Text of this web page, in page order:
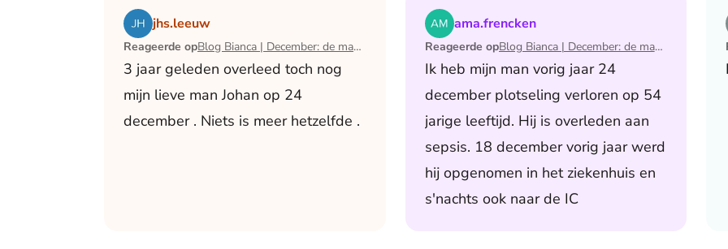
jhs.leeuw
Reageerde op Blog Bianca | December: de maand waarin ik mijn man verloor
3 jaar geleden overleed toch nog
mijn lieve man Johan op 24
december . Niets is meer hetzelfde .
Lees het artikel Blog Bianca | December: de maand waarin ik mijn man verloor
ama.frencken
Reageerde op Blog Bianca | December: de maand waarin ik mijn man verloor
Ik heb mijn man vorig jaar 24
december plotseling verloren op 54
jarige leeftijd. Hij is overleden aan
sepsis. 18 december vorig jaar werd
hij opgenomen in het ziekenhuis en
s'nachts ook naar de IC
Lees het artikel Blog Bianca | December: de